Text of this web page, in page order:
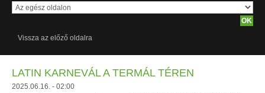
Vissza az előző oldalra
LATIN KARNEVÁL A TERMÁL TÉREN
2025.06.16. - 02:00